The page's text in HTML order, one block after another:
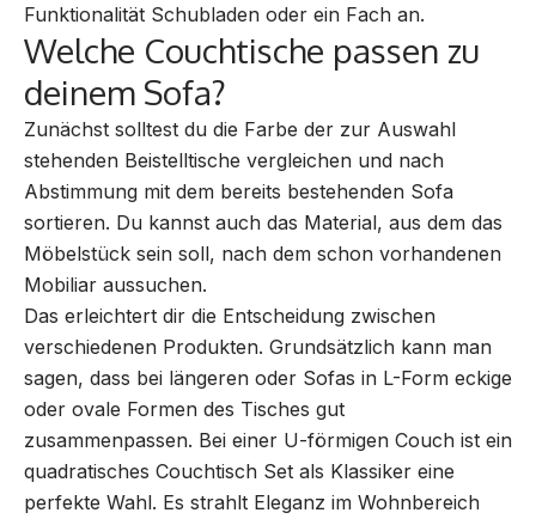
Funktionalität Schubladen oder ein Fach an.
Welche Couchtische passen zu
deinem Sofa?
Zunächst solltest du die Farbe der zur Auswahl
stehenden Beistelltische vergleichen und nach
Abstimmung mit dem bereits bestehenden Sofa
sortieren. Du kannst auch das Material, aus dem das
Möbelstück sein soll, nach dem schon vorhandenen
Mobiliar aussuchen.
Das erleichtert dir die Entscheidung zwischen
verschiedenen Produkten. Grundsätzlich kann man
sagen, dass bei längeren oder Sofas in L-Form eckige
oder ovale Formen des Tisches gut
zusammenpassen. Bei einer U-förmigen Couch ist ein
quadratisches Couchtisch Set als Klassiker eine
perfekte Wahl. Es strahlt Eleganz im Wohnbereich